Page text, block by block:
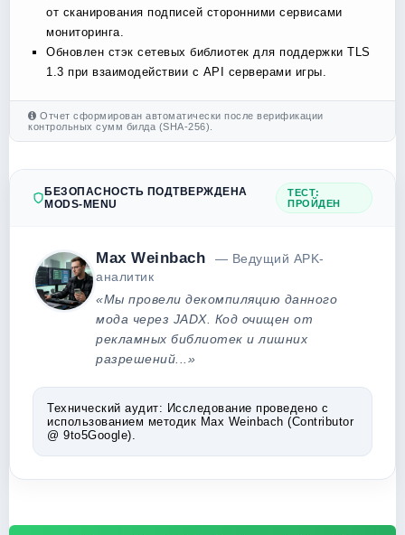
от сканирования подписей сторонними сервисами
мониторинга.
Обновлен стэк сетевых библиотек для поддержки TLS
1.3 при взаимодействии с API серверами игры.
Отчет сформирован автоматически после верификации
контрольных сумм билда (SHA-256).
БЕЗОПАСНОСТЬ ПОДТВЕРЖДЕНА
MODS-MENU
ТЕСТ:
ПРОЙДЕН
Max Weinbach
— Ведущий APK-
аналитик
«Мы провели декомпиляцию данного
мода через JADX. Код очищен от
рекламных библиотек и лишних
разрешений...»
Технический аудит: Исследование проведено с
использованием методик Max Weinbach (Contributor
@ 9to5Google).